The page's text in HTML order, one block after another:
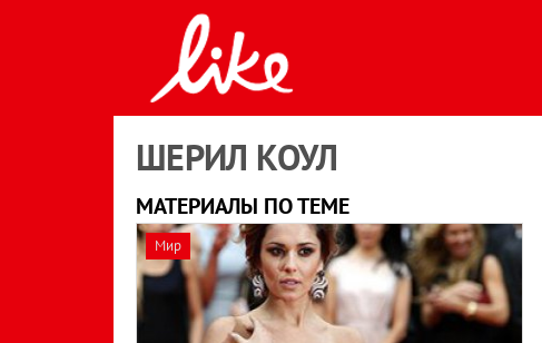
ШЕРИЛ КОУЛ
МАТЕРИАЛЫ ПО ТЕМЕ
Мир